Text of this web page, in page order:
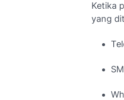
Ketika
yang